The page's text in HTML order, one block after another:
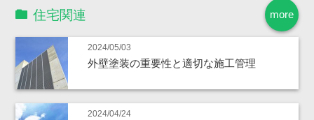
more
住宅関連
2024/05/03
外壁塗装の重要性と適切な施工管理
2024/04/24